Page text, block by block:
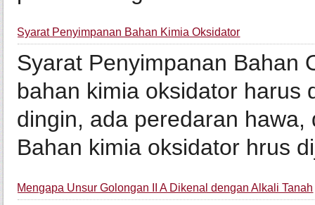
Syarat Penyimpanan Bahan Kimia Oksidator
Syarat Penyimpanan Bahan
bahan kimia oksidator harus
dingin, ada peredaran
Bahan kimia oksidator hrus
Mengapa Unsur Golongan II A Dikenal dengan Alkali Tanah